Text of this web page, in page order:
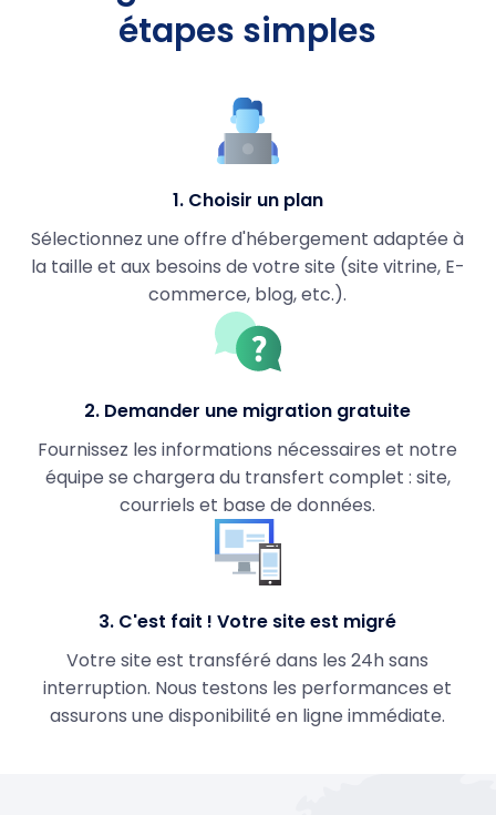
étapes simples
1. Choisir un plan
Sélectionnez une offre d'hébergement adaptée à
la taille et aux besoins de votre site (site vitrine, E-
commerce, blog, etc.).
2. Demander une migration gratuite
Fournissez les informations nécessaires et notre
équipe se chargera du transfert complet : site,
courriels et base de données.
3. C'est fait ! Votre site est migré
Votre site est transféré dans les 24h sans
interruption. Nous testons les performances et
assurons une disponibilité en ligne immédiate.